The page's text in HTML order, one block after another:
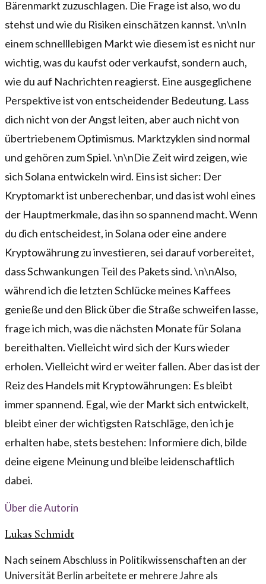
Bärenmarkt zuzuschlagen. Die Frage ist also, wo du
stehst und wie du Risiken einschätzen kannst. \n\nIn
einem schnelllebigen Markt wie diesem ist es nicht nur
wichtig, was du kaufst oder verkaufst, sondern auch,
wie du auf Nachrichten reagierst. Eine ausgeglichene
Perspektive ist von entscheidender Bedeutung. Lass
dich nicht von der Angst leiten, aber auch nicht von
übertriebenem Optimismus. Marktzyklen sind normal
und gehören zum Spiel. \n\nDie Zeit wird zeigen, wie
sich Solana entwickeln wird. Eins ist sicher: Der
Kryptomarkt ist unberechenbar, und das ist wohl eines
der Hauptmerkmale, das ihn so spannend macht. Wenn
du dich entscheidest, in Solana oder eine andere
Kryptowährung zu investieren, sei darauf vorbereitet,
dass Schwankungen Teil des Pakets sind. \n\nAlso,
während ich die letzten Schlücke meines Kaffees
genieße und den Blick über die Straße schweifen lasse,
frage ich mich, was die nächsten Monate für Solana
bereithalten. Vielleicht wird sich der Kurs wieder
erholen. Vielleicht wird er weiter fallen. Aber das ist der
Reiz des Handels mit Kryptowährungen: Es bleibt
immer spannend. Egal, wie der Markt sich entwickelt,
bleibt einer der wichtigsten Ratschläge, den ich je
erhalten habe, stets bestehen: Informiere dich, bilde
deine eigene Meinung und bleibe leidenschaftlich
dabei.
Über die Autorin
Lukas Schmidt
Nach seinem Abschluss in Politikwissenschaften an der
Universität Berlin arbeitete er mehrere Jahre als